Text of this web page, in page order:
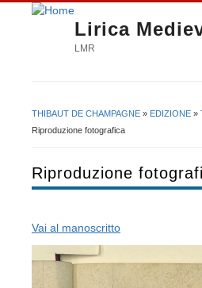
Lirica
LMR
Tu sei qui
THIBAUT DE CHAMPAGNE » EDIZIONE »
Riproduzione fotografica
Riproduzione
Vai al manoscritto